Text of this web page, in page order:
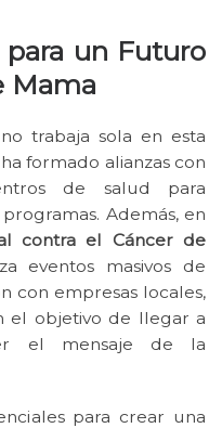
un Futuro
Mama
trabaja sola en esta
formado alianzas con
de salud para
Además, en
contra el Cáncer de
eventos masivos de
con empresas locales,
el objetivo de llegar a
el mensaje de la
para crear una